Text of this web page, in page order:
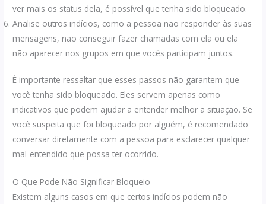
ver mais os status dela, é possível que tenha sido bloqueado.
Analise outros indícios, como a pessoa não responder às suas
mensagens, não conseguir fazer chamadas com ela ou ela
não aparecer nos grupos em que vocês participam juntos.
É importante ressaltar que esses passos não garantem que
você tenha sido bloqueado. Eles servem apenas como
indicativos que podem ajudar a entender melhor a situação. Se
você suspeita que foi bloqueado por alguém, é recomendado
conversar diretamente com a pessoa para esclarecer qualquer
mal-entendido que possa ter ocorrido.
O Que Pode Não Significar Bloqueio
Existem alguns casos em que certos indícios podem não